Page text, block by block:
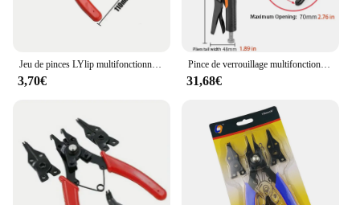
Jeu de pinces LYlip multifonctionnelles, pince à anneau à pression, pince multi-CriAJperfector, pince de retenue de tête, outils à main, 4 en 1
3,70€
Pince de verrouillage multifonctionnelle, ronde et droite, tuyau à dents, presse universelle, outil de serrage de bain, outils à main, 7 ", 9/10"
31,68€